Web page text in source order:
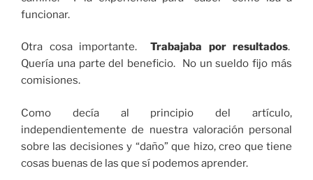
funcionar.
Otra cosa importante. Trabajaba por resultados.
Quería una parte del beneficio. No un sueldo fijo más
comisiones.
Como decía al principio del artículo,
independientemente de nuestra valoración personal
sobre las decisiones y “daño” que hizo, creo que tiene
cosas buenas de las que sí podemos aprender.